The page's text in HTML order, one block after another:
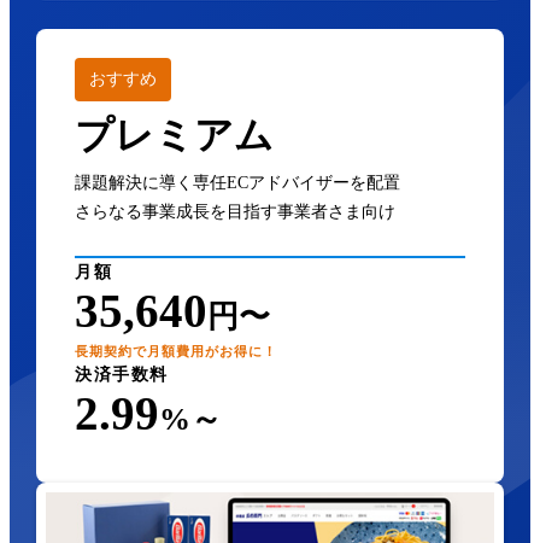
おすすめ
プレミアム
課題解決に導く専任ECアドバイザーを配置
さらなる事業成長を目指す事業者さま向け
月額
35,640 円〜
長期契約で月額費用がお得に！
決済手数料
2.99%～